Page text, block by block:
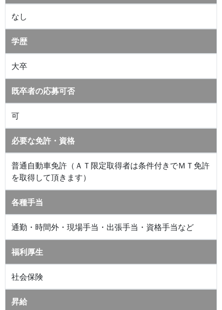
なし
学歴
大卒
既卒者の応募可否
可
必要な免許・資格
普通自動車免許（ＡＴ限定取得者は条件付きでＭＴ免許
を取得して頂きます）
各種手当
通勤・時間外・現場手当・出張手当・資格手当など
福利厚生
社会保険
昇給